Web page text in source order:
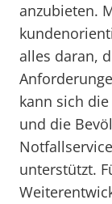
anzubieten.
alles daran,
kann sich
und die
unterstützt.